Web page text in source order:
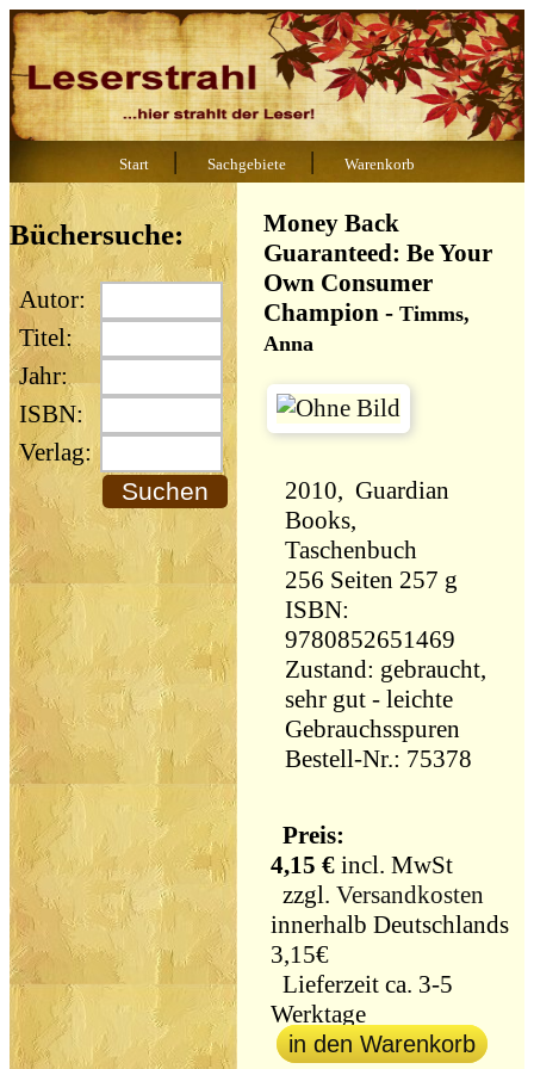
Start | Sachgebiete | Warenkorb
Büchersuche:
Autor:
Titel:
Jahr:
ISBN:
Verlag:
Money Back
Guaranteed: Be Your
Own Consumer
Champion -Timms,
Anna
2010, Guardian
Books,
Taschenbuch
256 Seiten 257 g
ISBN:
9780852651469
Zustand: gebraucht,
sehr gut - leichte
Gebrauchsspuren
Bestell-Nr.: 75378
Preis:
4,15 € incl. MwSt
zzgl.Versandkosten
innerhalb Deutschlands
3,15€
Lieferzeit ca. 3-5
Werktage
in den Warenkorb